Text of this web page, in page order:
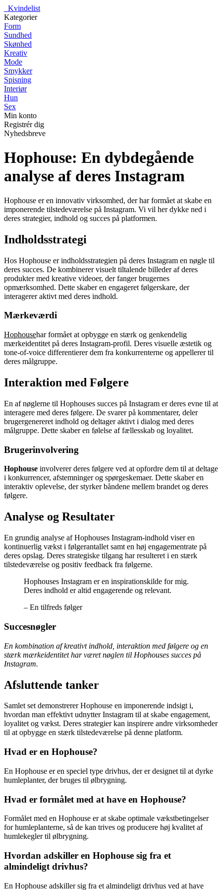
Kvindelist
Kategorier
Form
Sundhed
Skønhed
Kreativ
Mode
Smykker
Spisning
Interiør
Hun
Sex
Min konto
Registrér dig
Nyhedsbreve
Hophouse: En dybdegående
analyse af deres Instagram
Hophouse er en innovativ virksomhed, der har formået at skabe en
imponerende tilstedeværelse på Instagram. Vi vil her dykke ned i
deres strategier, indhold og succes på platformen.
Indholdsstrategi
Hos Hophouse er indholdsstrategien på deres Instagram en nøgle til
deres succes. De kombinerer visuelt tiltalende billeder af deres
produkter med kreative videoer, der fanger brugernes
opmærksomhed. Dette skaber en engageret følgerskare, der
interagerer aktivt med deres indhold.
Mærkeværdi
Hophousehar formået at opbygge en stærk og genkendelig
mærkeidentitet på deres Instagram-profil. Deres visuelle æstetik og
tone-of-voice differentierer dem fra konkurrenterne og appellerer til
deres målgruppe.
Interaktion med Følgere
En af nøglerne til Hophouses succes på Instagram er deres evne til at
interagere med deres følgere. De svarer på kommentarer, deler
brugergenereret indhold og deltager aktivt i dialog med deres
målgruppe. Dette skaber en følelse af fællesskab og loyalitet.
Brugerinvolvering
Hophouse involverer deres følgere ved at opfordre dem til at deltage
i konkurrencer, afstemninger og spørgeskemaer. Dette skaber en
interaktiv oplevelse, der styrker båndene mellem brandet og deres
følgere.
Analyse og Resultater
En grundig analyse af Hophouses Instagram-indhold viser en
kontinuerlig vækst i følgerantallet samt en høj engagementrate på
deres opslag. Deres strategiske tilgang har resulteret i en stærk
tilstedeværelse og positiv feedback fra følgerne.
Hophouses Instagram er en inspirationskilde for mig.
Deres indhold er altid engagerende og relevant.
– En tilfreds følger
Succesnøgler
En kombination af kreativt indhold, interaktion med følgere og en
stærk mærkeidentitet har været nøglen til Hophouses succes på
Instagram.
Afsluttende tanker
Samlet set demonstrerer Hophouse en imponerende indsigt i,
hvordan man effektivt udnytter Instagram til at skabe engagement,
loyalitet og vækst. Deres strategier kan inspirere andre virksomheder
til at opbygge en stærk tilstedeværelse på denne platform.
Hvad er en Hophouse?
En Hophouse er en speciel type drivhus, der er designet til at dyrke
humleplanter, der bruges til ølbrygning.
Hvad er formålet med at have en Hophouse?
Formålet med en Hophouse er at skabe optimale vækstbetingelser
for humleplanterne, så de kan trives og producere høj kvalitet af
humlekegler til ølbrygning.
Hvordan adskiller en Hophouse sig fra et
almindeligt drivhus?
En Hophouse adskiller sig fra et almindeligt drivhus ved at have